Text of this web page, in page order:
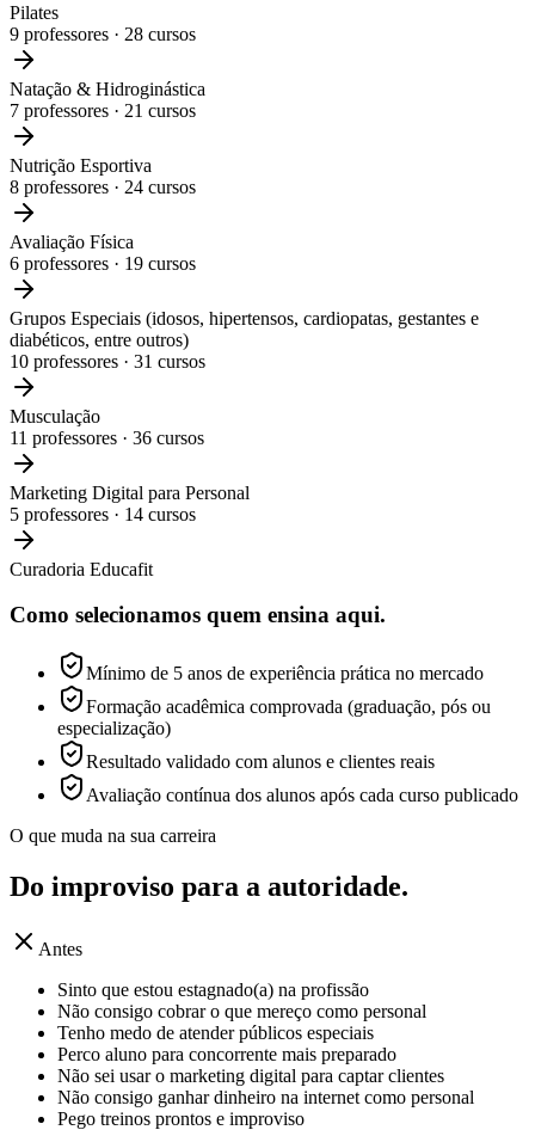
Pilates
9 professores · 28 cursos
Natação & Hidroginástica
7 professores · 21 cursos
Nutrição Esportiva
8 professores · 24 cursos
Avaliação Física
6 professores · 19 cursos
Grupos Especiais (idosos, hipertensos, cardiopatas, gestantes e
diabéticos, entre outros)
10 professores · 31 cursos
Musculação
11 professores · 36 cursos
Marketing Digital para Personal
5 professores · 14 cursos
Curadoria Educafit
Como selecionamos quem ensina aqui.
Mínimo de 5 anos de experiência prática no mercado
Formação acadêmica comprovada (graduação, pós ou
especialização)
Resultado validado com alunos e clientes reais
Avaliação contínua dos alunos após cada curso publicado
O que muda na sua carreira
Do improviso para a autoridade.
Antes
Sinto que estou estagnado(a) na profissão
Não consigo cobrar o que mereço como personal
Tenho medo de atender públicos especiais
Perco aluno para concorrente mais preparado
Não sei usar o marketing digital para captar clientes
Não consigo ganhar dinheiro na internet como personal
Pego treinos prontos e improviso